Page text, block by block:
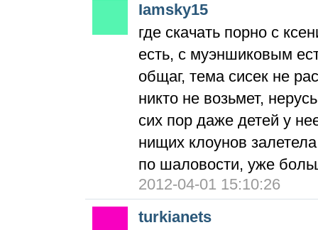
Iamsky15
где скачать порно с
есть, с муэншиковым
общаг, тема сисек не
никто не возьмет,
сих пор даже детей у
нищих клоунов
по шаловости, уже
2012-04-01 15:10:26
turkianets